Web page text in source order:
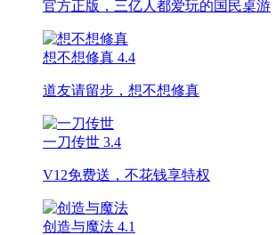
官方正版，三亿人都爱玩的国民桌游
想不想修真 4.4
道友请留步，想不想修真
一刀传世 3.4
V12免费送，不花钱享特权
创造与魔法 4.1